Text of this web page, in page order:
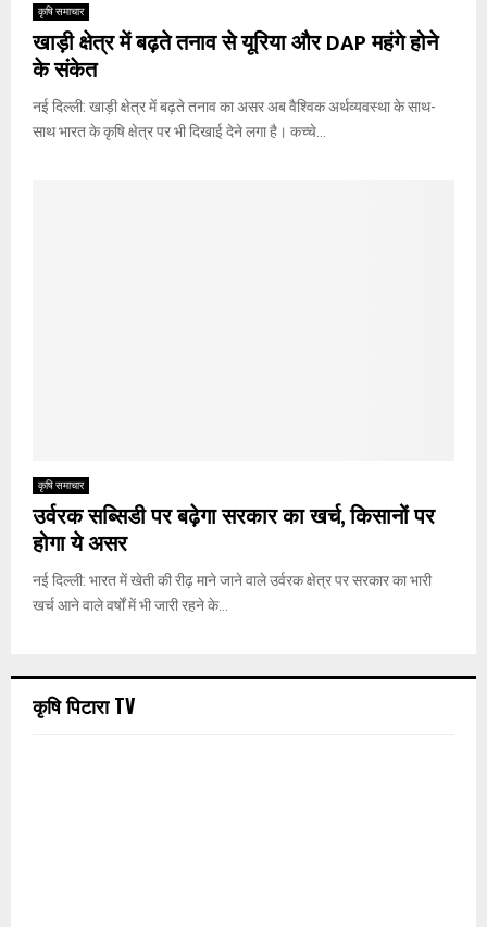
कृषि समाचार
खाड़ी क्षेत्र में बढ़ते तनाव से यूरिया और DAP महंगे होने
के संकेत
नई दिल्ली: खाड़ी क्षेत्र में बढ़ते तनाव का असर अब वैश्विक अर्थव्यवस्था के साथ-
साथ भारत के कृषि क्षेत्र पर भी दिखाई देने लगा है। कच्चे...
कृषि समाचार
उर्वरक सब्सिडी पर बढ़ेगा सरकार का खर्च, किसानों पर
होगा ये असर
नई दिल्ली: भारत में खेती की रीढ़ माने जाने वाले उर्वरक क्षेत्र पर सरकार का भारी
खर्च आने वाले वर्षों में भी जारी रहने के...
कृषि पिटारा TV